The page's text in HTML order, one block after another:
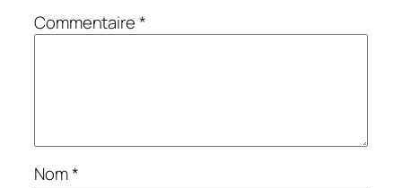
Commentaire*
Nom*